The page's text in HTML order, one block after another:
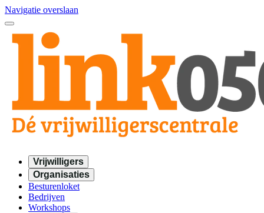
Navigatie overslaan
Vrijwilligers
Organisaties
Besturenloket
Bedrijven
Workshops